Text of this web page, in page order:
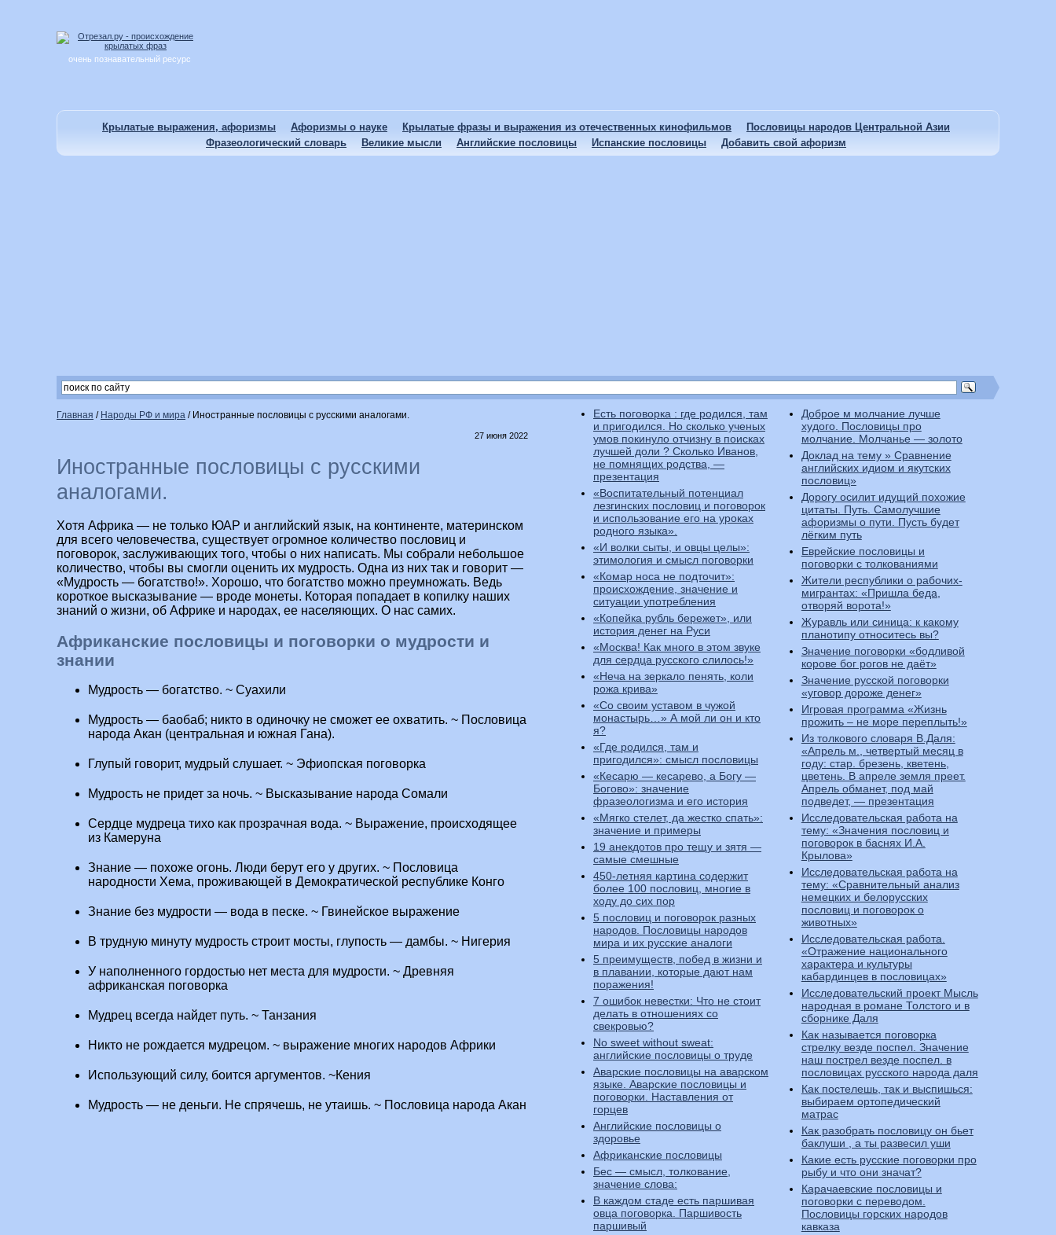
очень познавательный ресурс
Крылатые выражения, афоризмы Афоризмы о науке Крылатые фразы и выражения из отечественных кинофильмов
Пословицы народов Центральной Азии
Фразеологический словарь
Великие мысли Английские пословицы Испанские пословицы Добавить свой афоризм
Главная / Народы РФ и мира / Иностранные пословицы с русскими аналогами.
27 июня 2022
Иностранные пословицы с русскими
аналогами.
Хотя Африка — не только ЮАР и английский язык, на континенте, материнском
для всего человечества, существует огромное количество пословиц и
поговорок, заслуживающих того, чтобы о них написать. Мы собрали небольшое
количество, чтобы вы смогли оценить их мудрость. Одна из них так и говорит —
«Мудрость — богатство!». Хорошо, что богатство можно преумножать. Ведь
короткое высказывание — вроде монеты. Которая попадает в копилку наших
знаний о жизни, об Африке и народах, ее населяющих. О нас самих.
Африканские пословицы и поговорки о мудрости и
знании
Мудрость — богатство. ~ Суахили
Мудрость — баобаб; никто в одиночку не сможет ее охватить. ~ Пословица
народа Акан (центральная и южная Гана).
Глупый говорит, мудрый слушает. ~ Эфиопская поговорка
Мудрость не придет за ночь. ~ Высказывание народа Сомали
Сердце мудреца тихо как прозрачная вода. ~ Выражение, происходящее
из Камеруна
Знание — похоже огонь. Люди берут его у других. ~ Пословица
народности Хема, проживающей в Демократической республике Конго
Знание без мудрости — вода в песке. ~ Гвинейское выражение
В трудную минуту мудрость строит мосты, глупость — дамбы. ~ Нигерия
У наполненного гордостью нет места для мудрости. ~ Древняя
африканская поговорка
Мудрец всегда найдет путь. ~ Танзания
Никто не рождается мудрецом. ~ выражение многих народов Африки
Использующий силу, боится аргументов. ~Кения
Мудрость — не деньги. Не спрячешь, не утаишь. ~ Пословица народа Акан
Есть поговорка : где родился, там
и пригодился. Но сколько ученых
умов покинуло отчизну в поисках
лучшей доли ? Сколько Иванов,
не помнящих родства, —
презентация
«Воспитательный потенциал
лезгинских пословиц и поговорок
и использование его на уроках
родного языка».
«И волки сыты, и овцы целы»:
этимология и смысл поговорки
«Комар носа не подточит»:
происхождение, значение и
ситуации употребления
«Копейка рубль бережет», или
история денег на Руси
«Москва! Как много в этом звуке
для сердца русского слилось!»
«Неча на зеркало пенять, коли
рожа крива»
«Со своим уставом в чужой
монастырь…» А мой ли он и кто
я?
«Где родился, там и
пригодился»: смысл пословицы
«Кесарю — кесарево, а Богу —
Богово»: значение
фразеологизма и его история
«Мягко стелет, да жестко спать»:
значение и примеры
19 анекдотов про тещу и зятя —
самые смешные
450-летняя картина содержит
более 100 пословиц, многие в
ходу до сих пор
5 пословиц и поговорок разных
народов. Пословицы народов
мира и их русские аналоги
5 преимуществ, побед в жизни и
в плавании, которые дают нам
поражения!
7 ошибок невестки: Что не стоит
делать в отношениях со
свекровью?
No sweet without sweat:
английские пословицы о труде
Аварские пословицы на аварском
языке. Аварские пословицы и
поговорки. Наставления от
горцев
Английские пословицы о
здоровье
Африканские пословицы
Бес — смысл, толкование,
значение слова:
В каждом стаде есть паршивая
овца поговорка. Паршивость
паршивый
Доброе м молчание лучше
худого. Пословицы про
молчание. Молчанье — золото
Доклад на тему » Сравнение
английских идиом и якутских
пословиц»
Дорогу осилит идущий похожие
цитаты. Путь. Самолучшие
афоризмы о пути. Пусть будет
лёгким путь
Еврейские пословицы и
поговорки с толкованиями
Жители республики о рабочих-
мигрантах: «Пришла беда,
отворяй ворота!»
Журавль или синица: к какому
планотипу относитесь вы?
Значение поговорки «бодливой
корове бог рогов не даёт»
Значение русской поговорки
«уговор дороже денег»
Игровая программа «Жизнь
прожить – не море переплыть!»
Из толкового словаря В.Даля:
«Апрель м., четвертый месяц в
году: стар. брезень, кветень,
цветень. В апреле земля преет.
Апрель обманет, под май
подведет, — презентация
Исследовательская работа на
тему: «Значения пословиц и
поговорок в баснях И.А.
Крылова»
Исследовательская работа на
тему: «Сравнительный анализ
немецких и белорусских
пословиц и поговорок о
животных»
Исследовательская работа.
«Отражение национального
характера и культуры
кабардинцев в пословицах»
Исследовательский проект Мысль
народная в романе Толстого и в
сборнике Даля
Как называется поговорка
стрелку везде поспел. Значение
наш пострел везде поспел. в
пословицах русского народа даля
Как постелешь, так и выспишься:
выбираем ортопедический
матрас
Как разобрать пословицу он бьет
баклуши , а ты развесил уши
Какие есть русские поговорки про
рыбу и что они значат?
Карачаевские пословицы и
поговорки с переводом.
Пословицы горских народов
кавказа